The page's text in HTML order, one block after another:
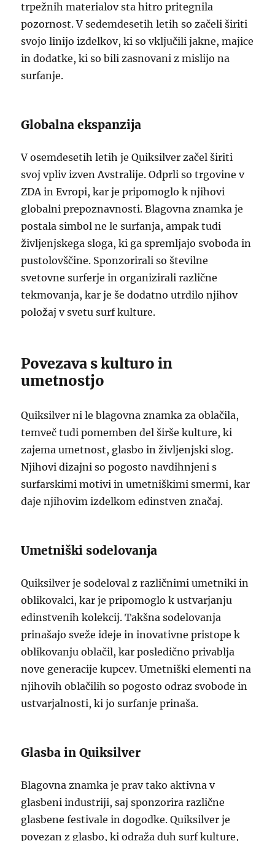
trpežnih materialov sta hitro pritegnila
pozornost. V sedemdesetih letih so začeli širiti
svojo linijo izdelkov, ki so vključili jakne, majice
in dodatke, ki so bili zasnovani z mislijo na
surfanje.
Globalna ekspanzija
V osemdesetih letih je Quiksilver začel širiti
svoj vpliv izven Avstralije. Odprli so trgovine v
ZDA in Evropi, kar je pripomoglo k njihovi
globalni prepoznavnosti. Blagovna znamka je
postala simbol ne le surfanja, ampak tudi
življenjskega sloga, ki ga spremljajo svoboda in
pustolovščine. Sponzorirali so številne
svetovne surferje in organizirali različne
tekmovanja, kar je še dodatno utrdilo njihov
položaj v svetu surf kulture.
Povezava s kulturo in
umetnostjo
Quiksilver ni le blagovna znamka za oblačila,
temveč tudi pomemben del širše kulture, ki
zajema umetnost, glasbo in življenjski slog.
Njihovi dizajni so pogosto navdihnjeni s
surfarskimi motivi in umetniškimi smermi, kar
daje njihovim izdelkom edinstven značaj.
Umetniški sodelovanja
Quiksilver je sodeloval z različnimi umetniki in
oblikovalci, kar je pripomoglo k ustvarjanju
edinstvenih kolekcij. Takšna sodelovanja
prinašajo sveže ideje in inovativne pristope k
oblikovanju oblačil, kar posledično privablja
nove generacije kupcev. Umetniški elementi na
njihovih oblačilih so pogosto odraz svobode in
ustvarjalnosti, ki jo surfanje prinaša.
Glasba in Quiksilver
Blagovna znamka je prav tako aktivna v
glasbeni industriji, saj sponzorira različne
glasbene festivale in dogodke. Quiksilver je
povezan z glasbo, ki odraža duh surf kulture,